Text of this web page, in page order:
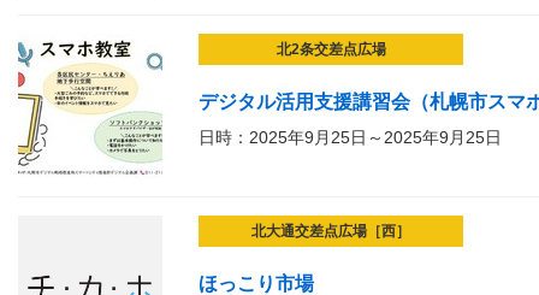
北2条交差点広場
デジタル活用支援講習会（札幌市スマ
日時：2025年9月25日～2025年9月25日
北大通交差点広場［西］
ほっこり市場